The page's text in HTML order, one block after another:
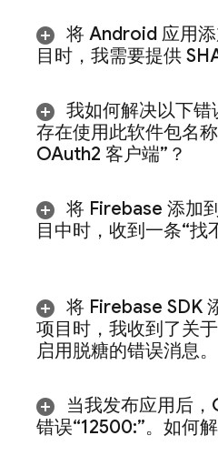
将 Android 应用
目时，我需要提供
我如何解决以下错
存在使用此软件包名
OAuth2 客户端”？
将 Firebase 添加
目中时，收到一条“找
将 Firebase SDK
项目时，我收到了关
启用脱糖的错误消息。
当我发布应用后
错误“12500:”。如何